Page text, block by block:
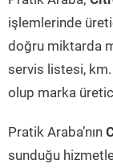
işlemlerinde
doğru miktarda
servis listesi, km.
olup marka
Pratik Araba’nın
sunduğu